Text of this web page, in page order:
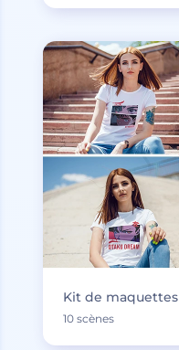
Kit de
10 scènes